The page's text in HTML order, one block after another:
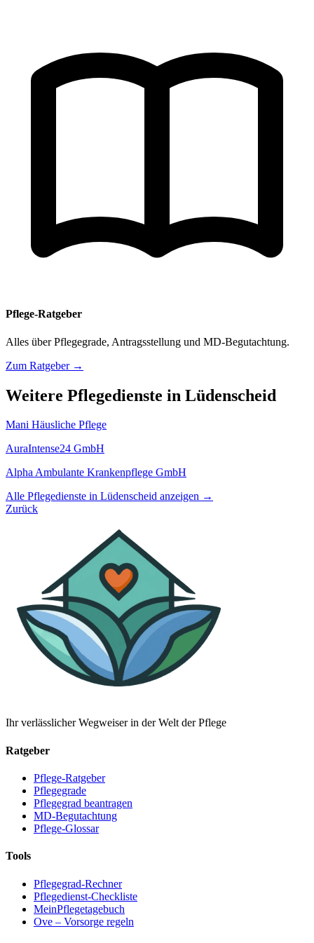
Pflege-Ratgeber
Alles über Pflegegrade, Antragsstellung und MD-Begutachtung.
Zum Ratgeber →
Weitere Pflegedienste in Lüdenscheid
Mani Häusliche Pflege
AuraIntense24 GmbH
Alpha Ambulante Krankenpflege GmbH
Alle Pflegedienste in Lüdenscheid anzeigen →
Zurück
Ihr verlässlicher Wegweiser in der Welt der Pflege
Ratgeber
Pflege-Ratgeber
Pflegegrade
Pflegegrad beantragen
MD-Begutachtung
Pflege-Glossar
Tools
Pflegegrad-Rechner
Pflegedienst-Checkliste
MeinPflegetagebuch
Ove – Vorsorge regeln